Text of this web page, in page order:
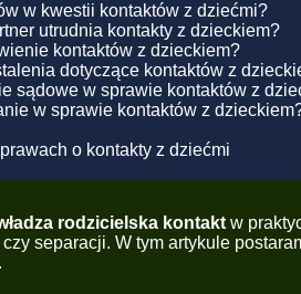
w kwestii kontaktów z dziećmi?
utrudnia kontakty z dzieckiem?
kontaktów z dzieckiem?
dotyczące kontaktów z
sądowe w sprawie kontaktów z
w sprawie kontaktów z
o kontakty z dziećmi
rodzicielska kontakt w
separacji. W tym artykule